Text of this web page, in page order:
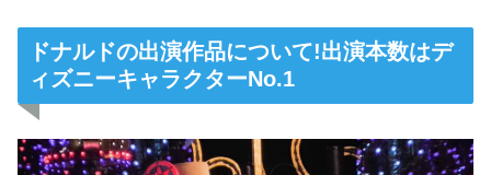
ドナルドの出演作品について!出演本数はデ
ィズニーキャラクターNo.1